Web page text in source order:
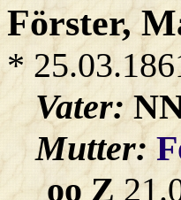
Förster,
*
Vater:
Mutter:
oo Z